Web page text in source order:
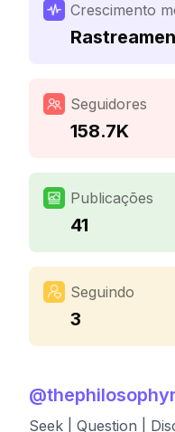
Crescimento
Seguidores
158.7K
Publicações
41
Seguindo
3
@
Seek | Question |